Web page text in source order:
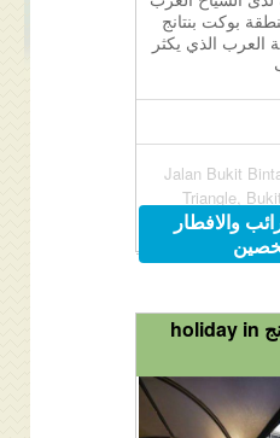
بوكت بنتانج
العرب الذي يكثر
160 Jalan Bukit
Triangle,
Lumpur,
والافطار
هوليدي ان بينانج holiday in